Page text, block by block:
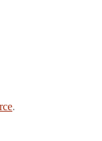
.